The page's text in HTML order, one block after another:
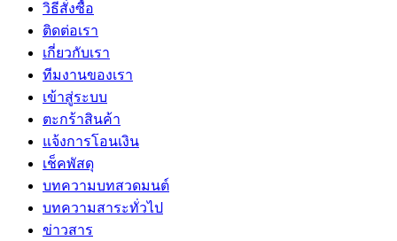
วิธีสั่งซื้อ
ติดต่อเรา
เกี่ยวกับเรา
ทีมงานของเรา
เข้าสู่ระบบ
ตะกร้าสินค้า
แจ้งการโอนเงิน
เช็คพัสดุ
บทความบทสวดมนต์
บทความสาระทั่วไป
ข่าวสาร